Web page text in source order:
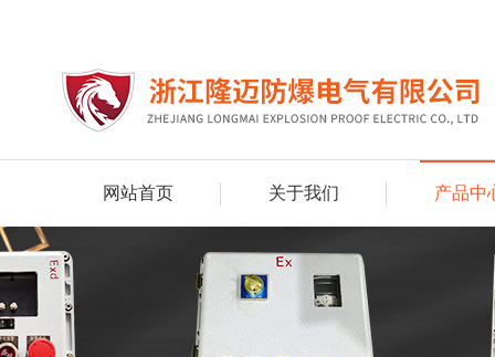
网站首页 关于我们 产品中